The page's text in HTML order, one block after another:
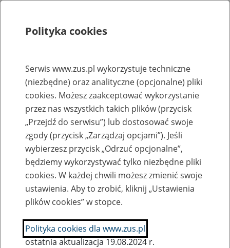
Rejestry, ewidencje i archiwa
Baza zlikwidowanych lub
przekształconych zakładów pracy
Nazwa zakładu pracy:
SZUKAJ
Polityka cookies
Serwis www.zus.pl wykorzystuje techniczne
(niezbędne) oraz analityczne (opcjonalne) pliki
cookies. Możesz zaakceptować wykorzystanie
przez nas wszystkich takich plików (przycisk
„Przejdź do serwisu”) lub dostosować swoje
zgody (przycisk „Zarządzaj opcjami”). Jeśli
wybierzesz przycisk „Odrzuć opcjonalne”,
będziemy wykorzystywać tylko niezbędne pliki
cookies. W każdej chwili możesz zmienić swoje
ustawienia. Aby to zrobić, kliknij „Ustawienia
plików cookies” w stopce.
Polityka cookies dla www.zus.pl
ostatnia aktualizacja 19.08.2024 r.